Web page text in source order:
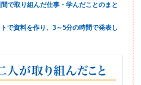
で取り組んだ仕事・学んだことのまと
で資料を作り、3～5分の時間で発表し